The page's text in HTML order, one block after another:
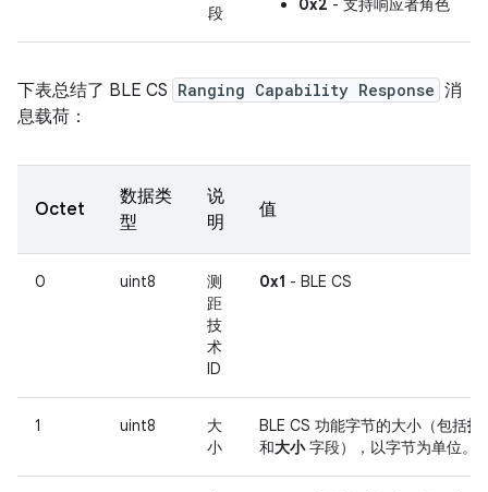
段
0x2 - 支持响应者角色
下表总结了 BLE CS Ranging Capability Response 消
息载荷：
Octet
数据类
型
说
明
值
0 uint8
测
距
技
术
ID
0x1 - BLE CS
1 uint8
大
小
BLE CS 功能字节的大小（包括技
和大小字段），以字节为单位。